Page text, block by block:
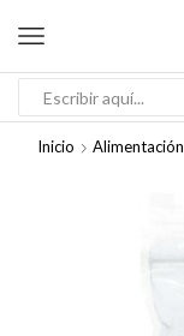
Inicio Alimentación